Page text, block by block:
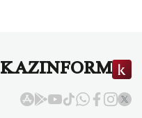
KAZINFORM